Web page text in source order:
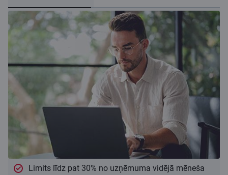
Limits līdz pat 30% no uzņēmuma vidējā mēneša